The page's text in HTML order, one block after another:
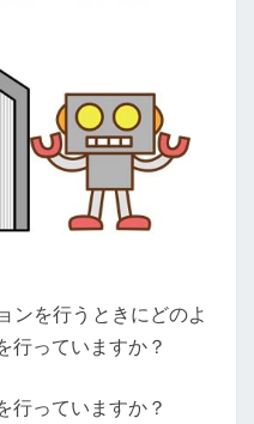
ンを行うときにどのよ
行っていますか？
行っていますか？